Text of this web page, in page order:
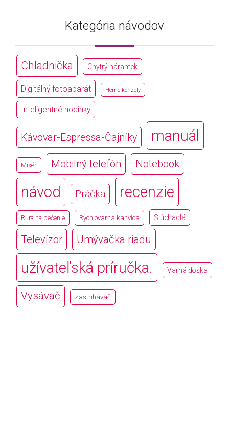
Kategória návodov
Chladnička Chytrý náramek
Digitálný fotoaparát Herné konzoly
Inteligentné hodinky
Kávovar-Espressa-Čajníky manuál
Mixér Mobilný telefón Notebook
návod Práčka recenzie
Rúra na pečenie Rýchlovarná kanvica Slúchadlá
Televízor Umývačka riadu
užívateľská príručka. Varná doska
Vysávač Zastrihávač